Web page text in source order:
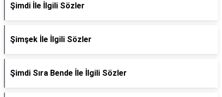
Şimdi İle İlgili Sözler
Şimşek İle İlgili Sözler
Şimdi Sıra Bende İle İlgili Sözler